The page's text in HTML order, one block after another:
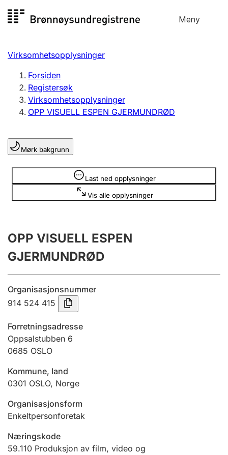
til
Meny
Registersøk
Aksjeselskap
Enkeltpersonforetak
Registrere, endre, slette
Lag og forening
Registrere, endre, slette
Årsregnskap
Innsending og forsinkelsesgebyr
Tinglysing
Jeger
Betaling og jegeravgiftskort
Ektepaktveileder
Offentlig sektor
Virksomhetsopplysninger
Forsiden
Registersøk
Virksomhetsopplysninger
OPP VISUELL ESPEN GJERMUNDRØD
Mørk bakgrunn
Last ned opplysninger
Vis alle opplysninger
Opplysninger er skjult
OPP VISUELL ESPEN
GJERMUNDRØD
Organisasjonsnummer
914 524 415
Forretningsadresse
Oppsalstubben 6
0685 OSLO
Kommune, land
0301 OSLO, Norge
Organisasjonsform
Enkeltpersonforetak
Næringskode
59.110 Produksjon av film, video og